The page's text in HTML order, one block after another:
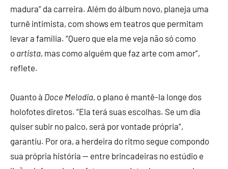
madura” da carreira. Além do álbum novo, planeja uma
turnê intimista, com shows em teatros que permitam
levar a família. “Quero que ela me veja não só como
o artista, mas como alguém que faz arte com amor”,
reflete.
Quanto à Doce Melodia, o plano é mantê-la longe dos
holofotes diretos. “Ela terá suas escolhas. Se um dia
quiser subir no palco, será por vontade própria”,
garantiu. Por ora, a herdeira do ritmo segue compondo
sua própria história — entre brincadeiras no estúdio e